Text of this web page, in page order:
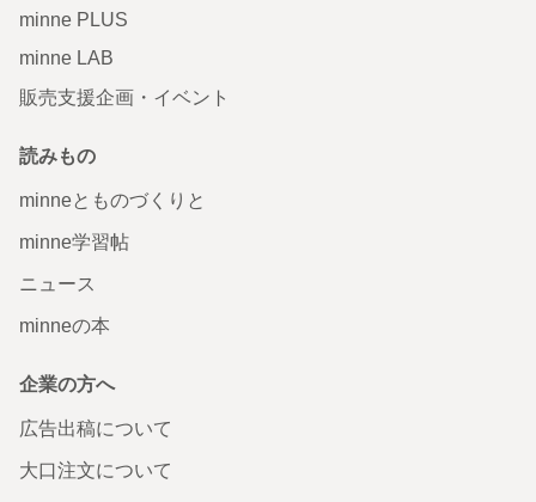
minne PLUS
minne LAB
販売支援企画・イベント
読みもの
minneとものづくりと
minne学習帖
ニュース
minneの本
企業の方へ
広告出稿について
大口注文について